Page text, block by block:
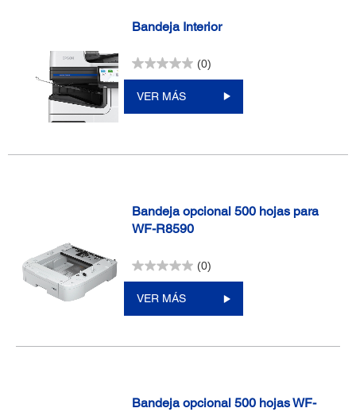
Bandeja Interior
(0)
VER MÁS
Bandeja opcional 500 hojas para
WF-R8590
(0)
VER MÁS
Bandeja opcional 500 hojas WF-